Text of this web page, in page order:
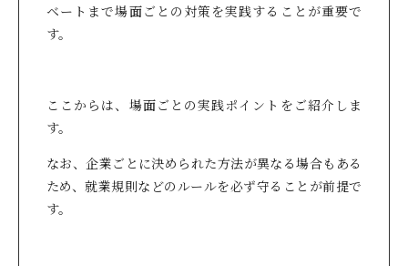
ベートまで場面ごとの対策を実践することが重要で
す。
ここからは、場面ごとの実践ポイントをご紹介しま
す。
なお、企業ごとに決められた方法が異なる場合もある
ため、就業規則などのルールを必ず守ることが前提で
す。